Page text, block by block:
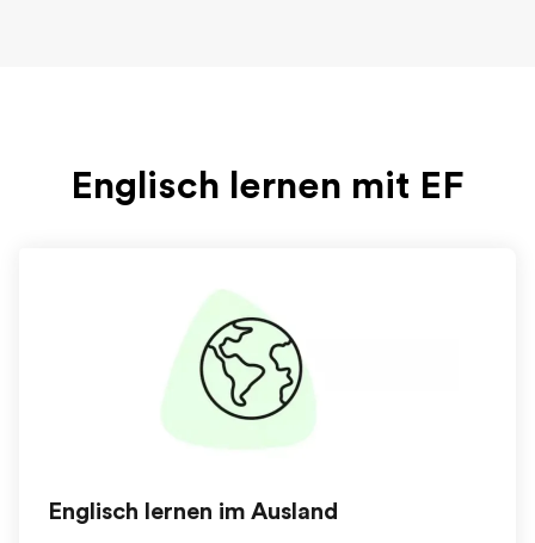
Englisch lernen mit EF
Englisch lernen im Ausland